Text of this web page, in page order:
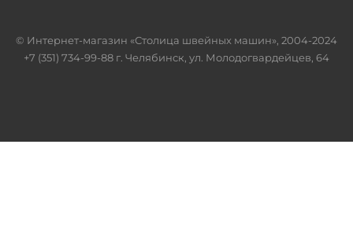
© Интернет-магазин «Столица швейных машин», 2004-2024
+7 (351) 734-99-88 г. Челябинск, ул. Молодогвардейцев, 64